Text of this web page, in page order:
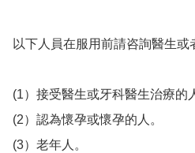
以下人員在服用前請咨詢醫生或
(1）接受醫生或牙科醫生治療的
(2）認為懷孕或懷孕的人。
(3）老年人。